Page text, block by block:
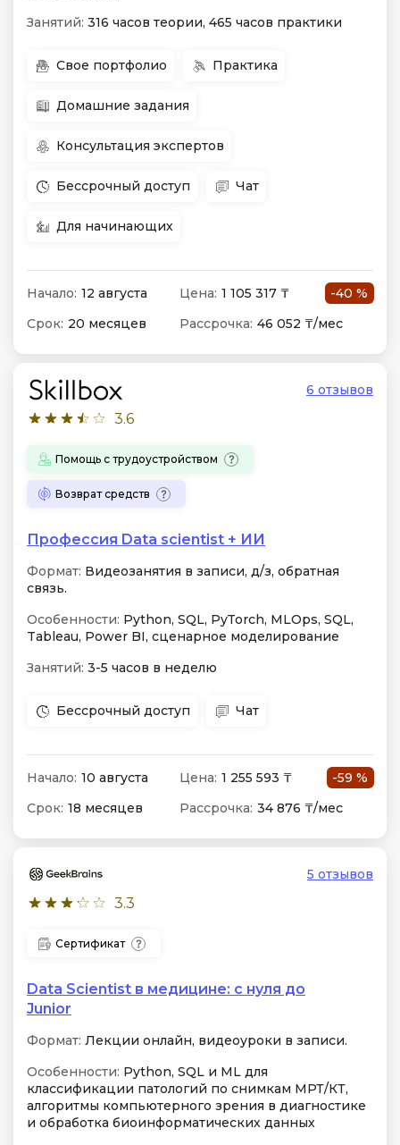
Занятий: 316 часов теории, 465 часов практики
Свое портфолио Практика
Домашние задания
Консультация экспертов
Бессрочный доступ Чат
Для начинающих
Начало: 12 августа Цена: 1 105 317 ₸
-40 %
Срок: 20 месяцев Рассрочка: 46 052 ₸/мес
3.6
6 отзывов
Помощь с трудоустройством
Возврат средств
Профессия Data scientist + ИИ
Формат: Видеозанятия в записи, д/з, обратная
связь.
Особенности: Python, SQL, PyTorch, MLOps, SQL,
Tableau, Power BI, сценарное моделирование
Занятий: 3-5 часов в неделю
Бессрочный доступ Чат
Начало: 10 августа Цена: 1 255 593 ₸
-59 %
Срок: 18 месяцев Рассрочка: 34 876 ₸/мес
3.3
5 отзывов
Сертификат
Data Scientist в медицине: с нуля до
Junior
Формат: Лекции онлайн, видеоуроки в записи.
Особенности: Python, SQL и ML для
классификации патологий по снимкам МРТ/КТ,
алгоритмы компьютерного зрения в диагностике
и обработка биоинформатических данных